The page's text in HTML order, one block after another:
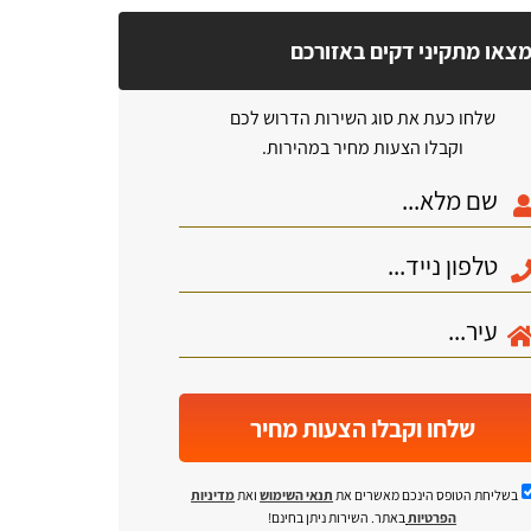
מתקיני דקים באזורכם
שלחו כעת את סוג השירות הדרוש לכם
וקבלו הצעות מחיר במהירות.
שלחו וקבלו הצעות מחיר
בשליחת הטופס הינכם מאשרים את תנאי השימושואתמדיניות
הפרטיותבאתר. השירות ניתן בחינם!